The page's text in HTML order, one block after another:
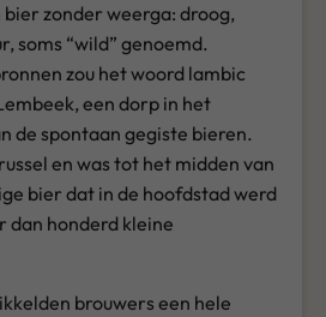
zonder weerga: droog,
soms “wild” genoemd.
zou het woord lambic
een dorp in het
de spontaan gegiste bieren.
en was tot het midden van
bier dat in de hoofdstad werd
dan honderd kleine
brouwers een hele